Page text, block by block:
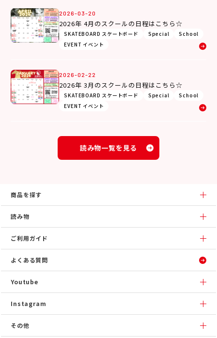
2026-03-20
2026年 4月のスクールの日程はこちら☆
SKATEBOARD スケートボード Special
School
EVENT イベント
2026-02-22
2026年 3月のスクールの日程はこちら☆
SKATEBOARD スケートボード Special
School
EVENT イベント
読み物一覧を見る
商品を探す
読み物
ご利用ガイド
よくある質問
Youtube
Instagram
その他